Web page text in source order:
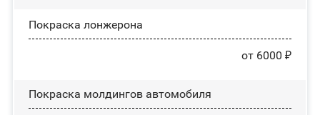
Покраска лонжерона
от 6000 ₽
Покраска молдингов автомобиля